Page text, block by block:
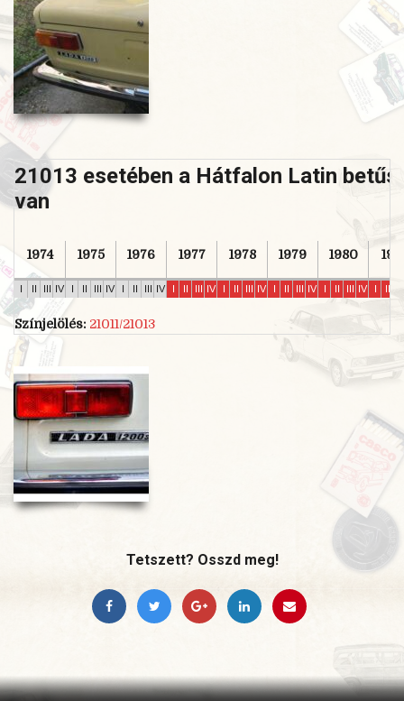
21013 esetében a Hátfalon Latin
van
1974 1975 1976 1977 1978 1979 1980
I II III IV I II III IV I II III IV I II III IV I II III IV I II III IV I II III IV I II
Színjelölés: 21011/21013
Tetszett? Osszd meg!